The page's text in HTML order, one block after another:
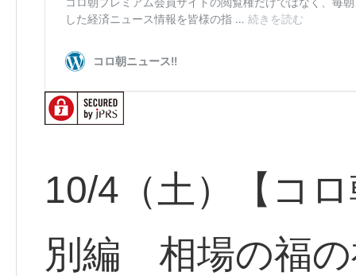
10/4（土）【コ
別編 相場の福の